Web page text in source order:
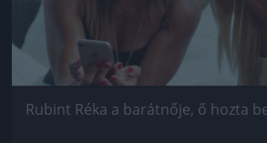
Rubint Réka a barátnője, ő hozta